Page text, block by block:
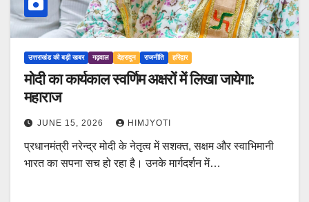
उत्तराखंड की बड़ी खबर गढ़वाल देहरादून राजनीति हरिद्वार
मोदी का कार्यकाल स्वर्णिम अक्षरों में लिखा जायेगा:
महाराज
JUNE 15, 2026 HIMJYOTI
प्रधानमंत्री नरेन्द्र मोदी के नेतृत्व में सशक्त, सक्षम और स्वाभिमानी
भारत का सपना सच हो रहा है। उनके मार्गदर्शन में…